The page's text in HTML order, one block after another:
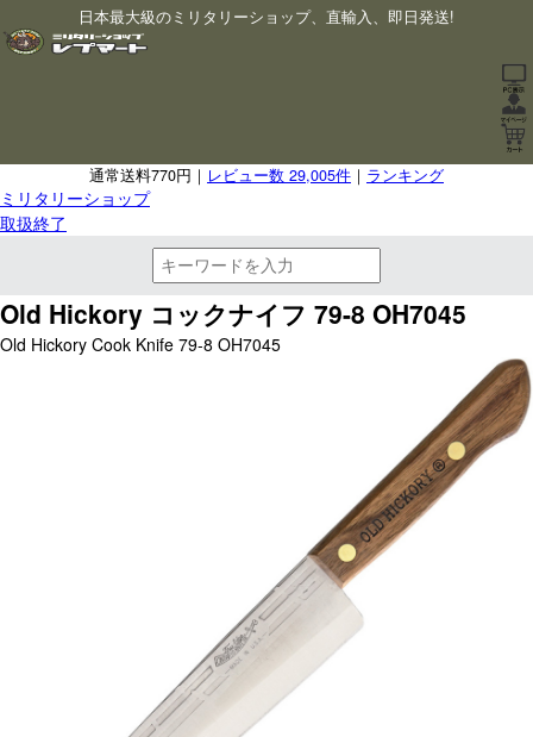
日本最大級のミリタリーショップ、直輸入、即日発送!
通常送料770円｜ レビュー数 29,005件 ｜ ランキング
ミリタリーショップ
取扱終了
Old Hickory コックナイフ 79-8 OH7045
Old Hickory Cook Knife 79-8 OH7045